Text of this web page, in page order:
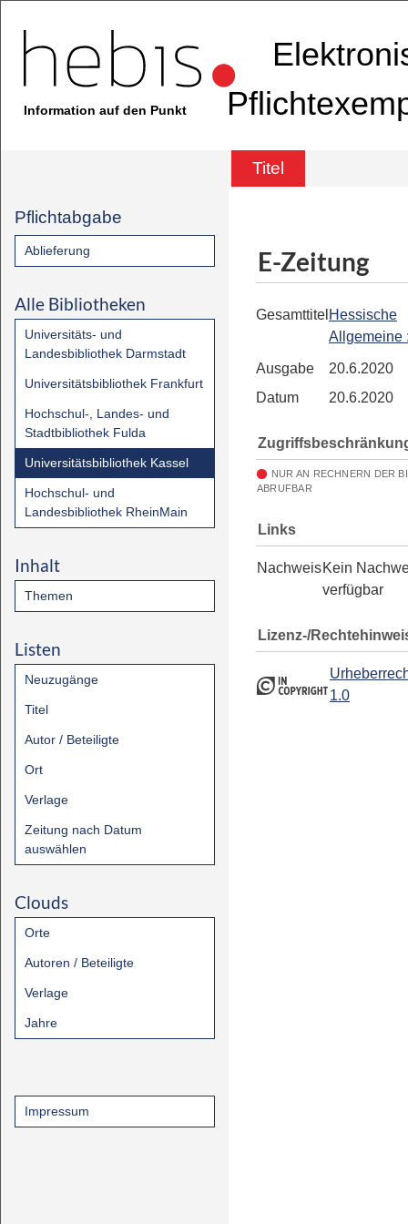
Information auf den Punkt
Titel
Pflichtabgabe
Ablieferung
Alle Bibliotheken
Universitäts- und
Landesbibliothek Darmstadt
Universitätsbibliothek Frankfurt
Hochschul-, Landes- und
Stadtbibliothek Fulda
Universitätsbibliothek Kassel
Hochschul- und
Landesbibliothek RheinMain
Inhalt
Themen
Listen
Neuzugänge
Titel
Autor / Beteiligte
Ort
Verlage
Zeitung nach Datum
auswählen
Clouds
Orte
Autoren / Beteiligte
Verlage
Jahre
Impressum
E-Zeitung
Gesamttitel Hessische
Allgemeine
Ausgabe
20.6.2020
Datum
20.6.2020
NUR AN RECHNERN DER
ABRUFBAR
Links
NachweisKein
verfügbar
Lizenz-/
1.0